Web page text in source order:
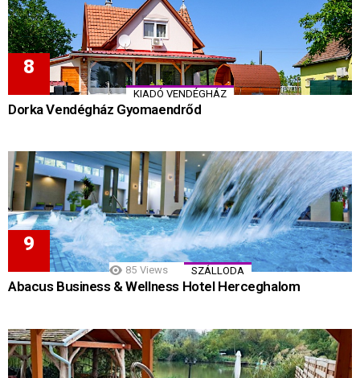
KIADÓ VENDÉGHÁZ
Dorka Vendégház Gyomaendrőd
85 Views SZÁLLODA
Abacus Business & Wellness Hotel Herceghalom